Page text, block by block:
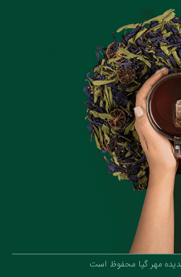
مهر گیا محفوظ است